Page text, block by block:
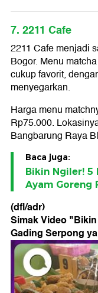
7. 2211 Cafe
2211 Cafe menjadi
Bogor. Menu
cukup favorit,
menyegarkan.
Harga menu
Rp75.000.
Bangbarung Raya
Baca juga:
Bikin Ngiler! 5
Ayam Goreng
(dfl/adr)
Simak Video "
Gading Serpong